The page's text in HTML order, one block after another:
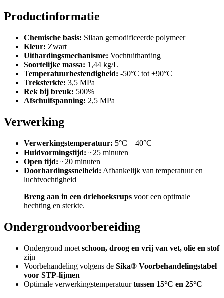
Productinformatie
Chemische basis: Silaan gemodificeerde polymeer
Kleur: Zwart
Uithardingsmechanisme: Vochtuitharding
Soortelijke massa: 1,44 kg/L
Temperatuurbestendigheid: -50°C tot +90°C
Treksterkte: 3,5 MPa
Rek bij breuk: 500%
Afschuifspanning: 2,5 MPa
Verwerking
Verwerkingstemperatuur: 5°C – 40°C
Huidvormingstijd: ~25 minuten
Open tijd: ~20 minuten
Doorhardingssnelheid: Afhankelijk van temperatuur en
luchtvochtigheid
Breng aan in een driehoeksrups voor een optimale
hechting en sterkte.
Ondergrondvoorbereiding
Ondergrond moet schoon, droog en vrij van vet, olie en stof
zijn
Voorbehandeling volgens de Sika® Voorbehandelingstabel
voor STP-lijmen
Optimale verwerkingstemperatuurtussen 15°C en 25°C